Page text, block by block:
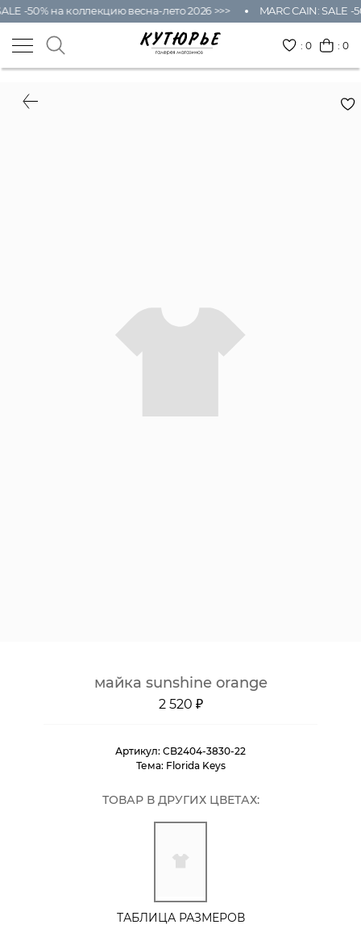
-50% на коллекцию весна-лето 2026 >>> MARC CAIN: SALE
:0 : 0
майка sunshine orange
2 520 ₽
Артикул: CB2404-3830-22
Тема: Florida Keys
ТОВАР В ДРУГИХ ЦВЕТАХ:
ТАБЛИЦА РАЗМЕРОВ